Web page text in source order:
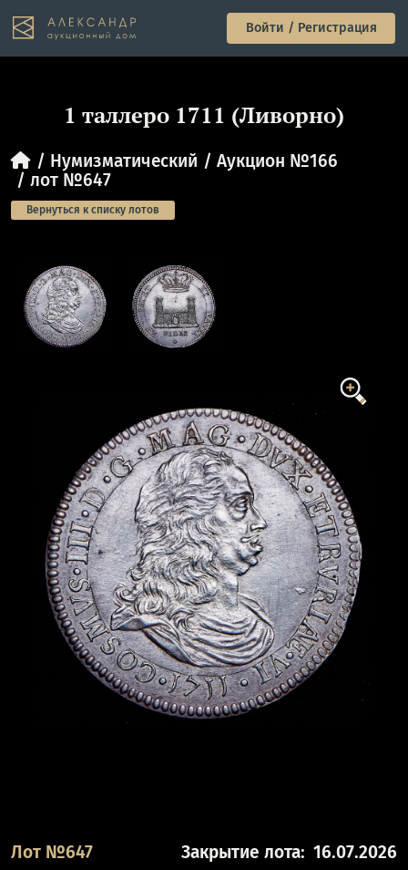
Войти / Регистрация
1 таллеро 1711 (Ливорно)
Нумизматический
Аукцион №166
лот №647
Вернуться к списку лотов
Лот №647 Закрытие лота: 16.07.2026